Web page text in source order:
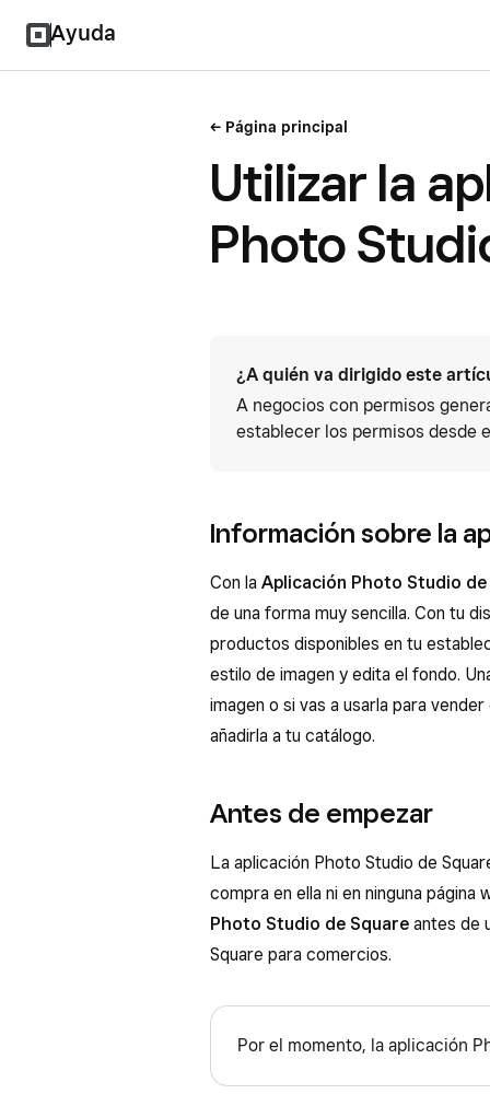
Ayuda
Página principal
Utilizar la
Photo
¿A quién va dirigido este
A negocios con permisos
establecer los permisos desde
Información sobre la
Con la Aplicación Photo Studio de
de una forma muy sencilla. Con tu
productos disponibles en tu
estilo de imagen y edita el fondo.
imagen o si vas a usarla para
añadirla a tu catálogo.
Antes de empezar
La aplicación Photo Studio de
compra en ella ni en ninguna página
Photo Studio de Square antes de
Square para comercios.
Por el momento, la aplicación